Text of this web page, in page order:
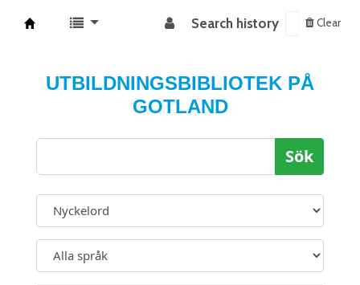
Search history Clear
UTBILDNINGSBIBLIOTEK PÅ
GOTLAND
Sök